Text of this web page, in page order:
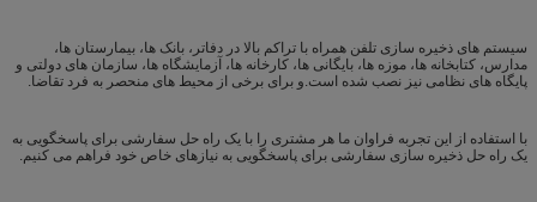
سیستم های ذخیره سازی تلفن همراه با تراکم بالا در دفاتر، بانک ها، بیمارستان ها،
مدارس، کتابخانه ها، موزه ها، بایگانی ها، کارخانه ها، آزمایشگاه ها، سازمان های دولتی و
پایگاه های نظامی نیز نصب شده است.و برای برخی از محیط های منحصر به فرد تقاضا.
با استفاده از این تجربه فراوان ما هر مشتری را با یک راه حل سفارشی برای پاسخگویی به
یک راه حل ذخیره سازی سفارشی برای پاسخگویی به نیازهای خاص خود فراهم می کنیم.